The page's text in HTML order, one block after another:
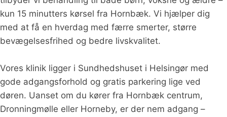
kun 15 minutters kørsel fra Hornbæk. Vi hjælper dig
med at få en hverdag med færre smerter, større
bevægelsesfrihed og bedre livskvalitet.
Vores klinik ligger i Sundhedshuset i Helsingør med
gode adgangsforhold og gratis parkering lige ved
døren. Uanset om du kører fra Hornbæk centrum,
Dronningmølle eller Horneby, er der nem adgang –